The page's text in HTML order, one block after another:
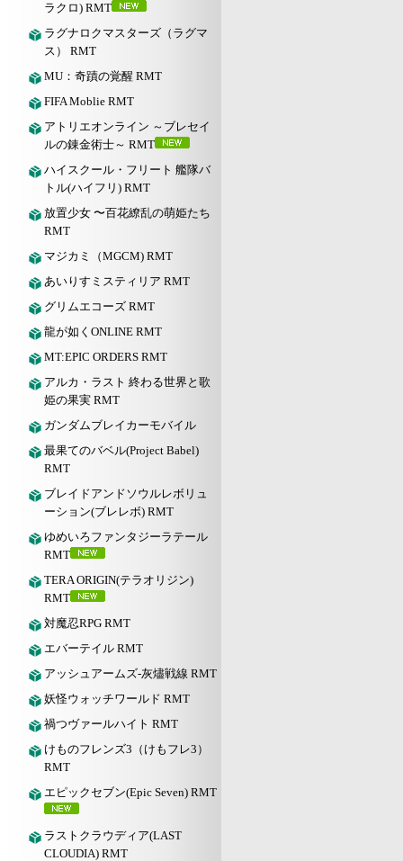
ラクロ) RMT
ラグナロクマスターズ（ラグマ
ス） RMT
MU：奇蹟の覚醒 RMT
FIFA Moblie RMT
アトリエオンライン ～ブレセイ
ルの錬金術士～ RMT
ハイスクール・フリート 艦隊バ
トル(ハイフリ) RMT
放置少女 〜百花繚乱の萌姫たち
RMT
マジカミ（MGCM) RMT
あいりすミスティリア RMT
グリムエコーズ RMT
龍が如くONLINE RMT
MT:EPIC ORDERS RMT
アルカ・ラスト 終わる世界と歌
姫の果実 RMT
ガンダムブレイカーモバイル
最果てのバベル(Project Babel)
RMT
ブレイドアンドソウルレボリュ
ーション(ブレレボ) RMT
ゆめいろファンタジーラテール
RMT
TERA ORIGIN(テラオリジン)
RMT
対魔忍RPG RMT
エバーテイル RMT
アッシュアームズ‐灰燼戦線 RMT
妖怪ウォッチワールド RMT
禍つヴァールハイト RMT
けものフレンズ3（けもフレ3）
RMT
エピックセブン(Epic Seven) RMT
ラストクラウディア(LAST
CLOUDIA) RMT